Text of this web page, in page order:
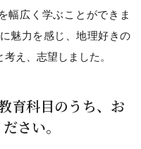
幅広く学ぶことができま
魅力を感じ、地理好きの
え、志望しました。
育科目のうち、お
さい。